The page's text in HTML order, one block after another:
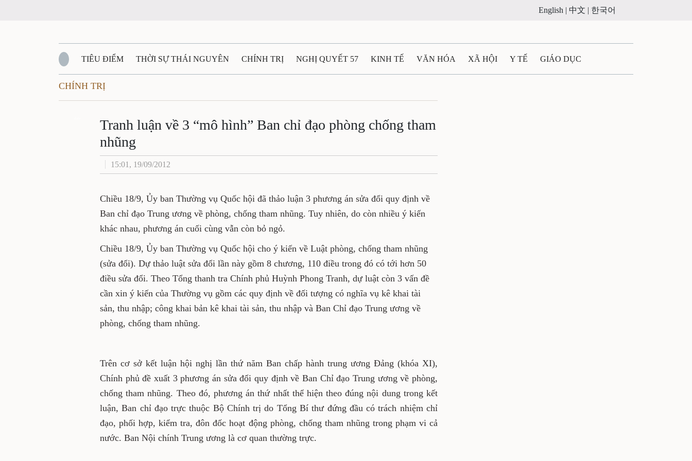
English | 中文 | 한국어
TIÊU ĐIỂM THỜI SỰ THÁI NGUYÊN CHÍNH TRỊ NGHỊ QUYẾT 57 KINH TẾ VĂN HÓA XÃ HỘI Y TẾ GIÁO DỤC
QUỐC PHÒNG - AN NINH
QUÊ HƯƠNG - ĐẤT NƯỚC QUỐC TẾ TÀI NGUYÊN - MÔI TRƯỜNG THỂ THAO THÔNG TIN - QUẢNG CÁO
VĂN BẢN, CHÍNH SÁCH MỚI
CHÍNH TRỊ
Tranh luận về 3 “mô hình” Ban chỉ đạo phòng chống tham
nhũng
15:01, 19/09/2012
Chiều 18/9, Ủy ban Thường vụ Quốc hội đã thảo luận 3 phương án sửa đổi quy định về
Ban chỉ đạo Trung ương về phòng, chống tham nhũng. Tuy nhiên, do còn nhiều ý kiến
khác nhau, phương án cuối cùng vẫn còn bỏ ngỏ.
Chiều 18/9, Ủy ban Thường vụ Quốc hội cho ý kiến về Luật phòng, chống tham nhũng
(sửa đổi). Dự thảo luật sửa đổi lần này gồm 8 chương, 110 điều trong đó có tới hơn 50
điều sửa đổi. Theo Tổng thanh tra Chính phủ Huỳnh Phong Tranh, dự luật còn 3 vấn đề
cần xin ý kiến của Thường vụ gồm các quy định về đối tượng có nghĩa vụ kê khai tài
sản, thu nhập; công khai bản kê khai tài sản, thu nhập và Ban Chỉ đạo Trung ương về
phòng, chống tham nhũng.
Trên cơ sở kết luận hội nghị lần thứ năm Ban chấp hành trung ương Đảng (khóa XI),
Chính phủ đề xuất 3 phương án sửa đổi quy định về Ban Chỉ đạo Trung ương về phòng,
chống tham nhũng. Theo đó, phương án thứ nhất thể hiện theo đúng nội dung trong kết
luận, Ban chỉ đạo trực thuộc Bộ Chính trị do Tổng Bí thư đứng đầu có trách nhiệm chỉ
đạo, phối hợp, kiểm tra, đôn đốc hoạt động phòng, chống tham nhũng trong phạm vi cả
nước. Ban Nội chính Trung ương là cơ quan thường trực.